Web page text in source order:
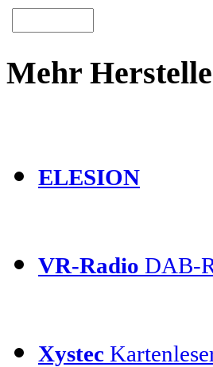
Mehr
ELESION
VR-Radio DAB-
Xystec